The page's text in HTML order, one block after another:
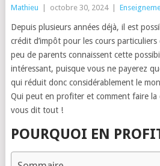
Mathieu octobre 30, 2024
Depuis plusieurs années déjà, il est
crédit d’impôt pour les cours
peu de parents connaissent cette
intéressant, puisque vous nepayerez
qui réduit donc considérablement le
Qui peut en profiter et comment faire la
vous dit tout !
POURQUOI EN